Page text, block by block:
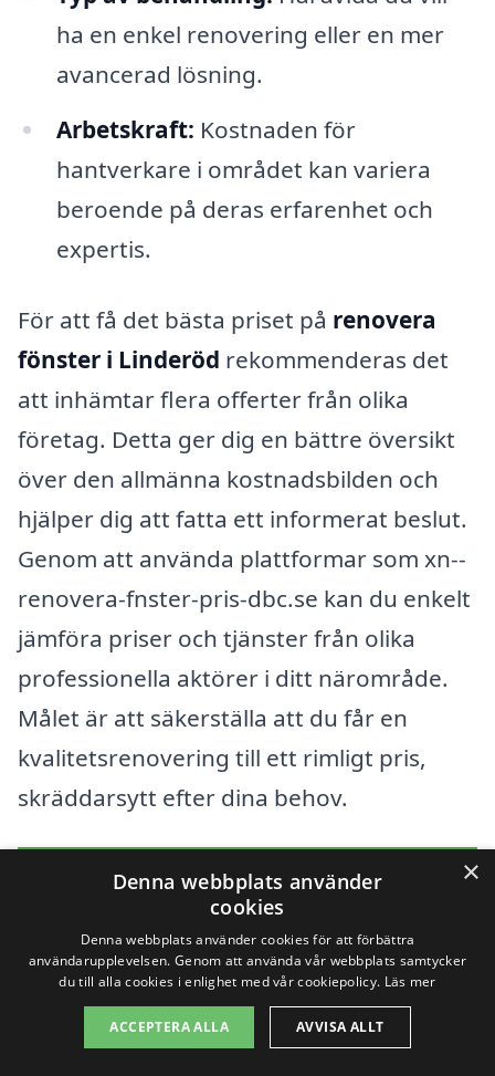
ha en enkel renovering eller en mer
avancerad lösning.
Arbetskraft: Kostnaden för
hantverkare i området kan variera
beroende på deras erfarenhet och
expertis.
För att få det bästa priset på renovera
fönster i Linderöd rekommenderas det
att inhämtar flera offerter från olika
företag. Detta ger dig en bättre översikt
över den allmänna kostnadsbilden och
hjälper dig att fatta ett informerat beslut.
Genom att använda plattformar som xn--
renovera-fnster-pris-dbc.se kan du enkelt
jämföra priser och tjänster från olika
professionella aktörer i ditt närområde.
Målet är att säkerställa att du får en
kvalitetsrenovering till ett rimligt pris,
skräddarsytt efter dina behov.
Få 3 erbjudanden, gratis och utan
Sök efter en
×
Denna webbplats använder
cookies
Denna webbplats använder cookies för att förbättra
användarupplevelsen. Genom att använda vår webbplats samtycker
du till alla cookies i enlighet med vår cookiepolicy. Läs mer
ACCEPTERA ALLA AVVISA ALLT